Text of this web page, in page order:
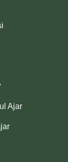
Ajar